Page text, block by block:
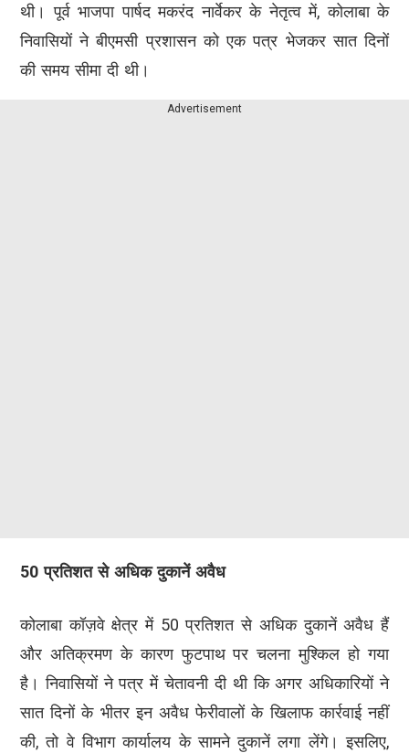
थी। पूर्व भाजपा पार्षद मकरंद नार्वेकर के नेतृत्व में, कोलाबा के
निवासियों ने बीएमसी प्रशासन को एक पत्र भेजकर सात दिनों
की समय सीमा दी थी।
Advertisement
50 प्रतिशत से अधिक दुकानें अवैध
कोलाबा कॉज़वे क्षेत्र में 50 प्रतिशत से अधिक दुकानें अवैध हैं
और अतिक्रमण के कारण फुटपाथ पर चलना मुश्किल हो गया
है। निवासियों ने पत्र में चेतावनी दी थी कि अगर अधिकारियों ने
सात दिनों के भीतर इन अवैध फेरीवालों के खिलाफ कार्रवाई नहीं
की, तो वे विभाग कार्यालय के सामने दुकानें लगा लेंगे। इसलिए,